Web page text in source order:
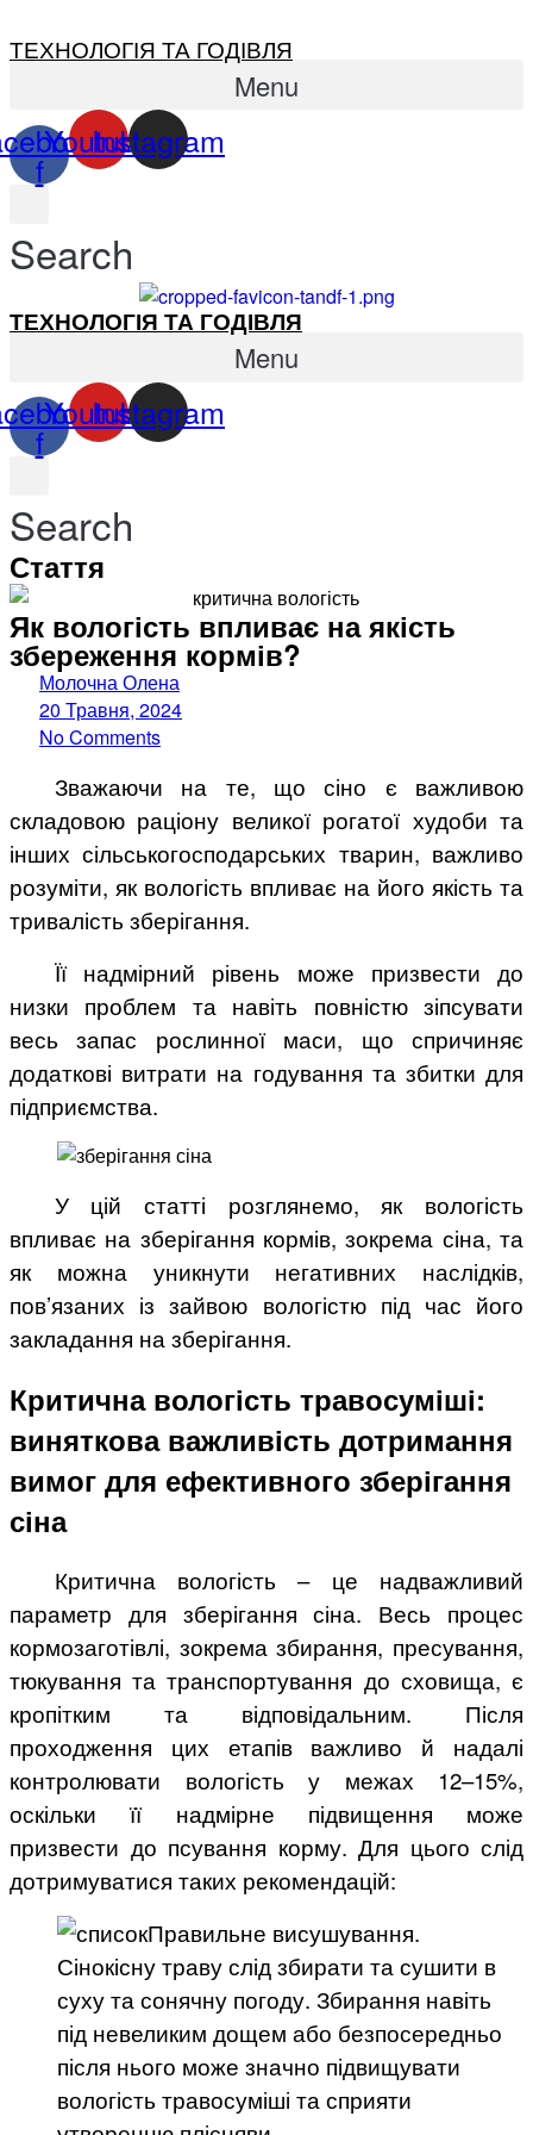
ТЕХНОЛОГІЯ ТА ГОДІВЛЯ
Menu
f
Youtube
Instagram
Search
ТЕХНОЛОГІЯ ТА ГОДІВЛЯ
Menu
f
Youtube
Instagram
Search
Стаття
Як вологість впливає на якість
збереження кормів?
Молочна Олена
20 Травня, 2024
No Comments
Зважаючи на те, що сіно є важливою
складовою раціону великої рогатої худоби та
інших сільськогосподарських тварин, важливо
розуміти, як вологість впливає на його якість та
тривалість зберігання.
Її надмірний рівень може призвести до
низки проблем та навіть повністю зіпсувати
весь запас рослинної маси, що спричиняє
додаткові витрати на годування та збитки для
підприємства.
У цій статті розглянемо, як вологість
впливає на зберігання кормів, зокрема сіна, та
як можна уникнути негативних наслідків,
пов’язаних із зайвою вологістю під час його
закладання на зберігання.
Критична вологість травосуміші:
виняткова важливість дотримання
вимог для ефективного зберігання
сіна
Критична вологість – це надважливий
параметр для зберігання сіна. Весь процес
кормозаготівлі, зокрема збирання, пресування,
тюкування та транспортування до сховища, є
кропітким та відповідальним. Після
проходження цих етапів важливо й надалі
контролювати вологість у межах 12–15%,
оскільки її надмірне підвищення може
призвести до псування корму. Для цього слід
дотримуватися таких рекомендацій:
Правильне висушування.
Сінокісну траву слід збирати та сушити в
суху та сонячну погоду. Збирання навіть
під невеликим дощем або безпосередньо
після нього може значно підвищувати
вологість травосуміші та сприяти